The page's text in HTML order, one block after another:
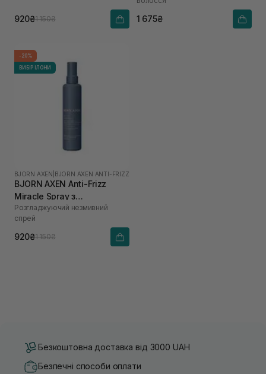
920₴1 150₴ 1 675₴
-20%
ВИБІР ІЛОНИ
BJORN AXEN BJORN AXEN ANTI-FRIZZ
BJORN AXEN Anti-Frizz
Miracle Spray з
термозахистом до 220°C
для всіх типів волосся 150
мл
Розгладжуючий незмивний
спрей
920₴1 150₴
Безкоштовна доставка від 3000 UAH
Безпечні способи оплати